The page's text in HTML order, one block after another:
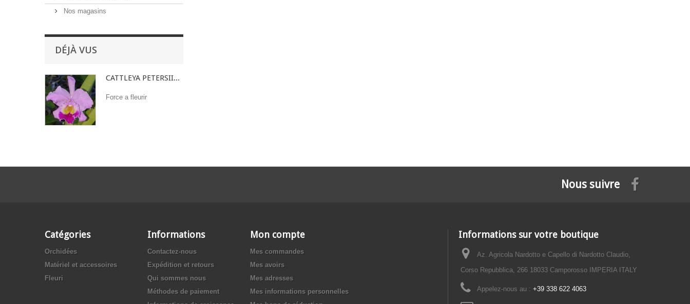
Nos magasins
DÉJÀ VUS
CATTLEYA PETERSII...
Force a fleurir
Nous suivre
Catégories
Orchidées
Matériel et accessoires
Fleuri
Informations
Contactez-nous
Expédition et retours
Qui sommes nous
Méthodes de paiement
Mon compte
Mes commandes
Mes avoirs
Mes adresses
Mes informations personnelles
Informations sur votre boutique
Az. Agricola Nardotto e Capello di Nardotto Claudio,
Corso Repubblica, 266 18033 Camporosso IMPERIA ITALY
Appelez-nous au : +39 338 622 4063